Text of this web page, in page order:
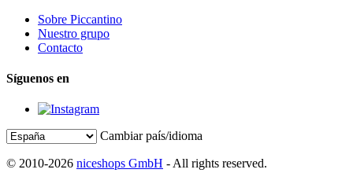
Sobre Piccantino
Nuestro grupo
Contacto
Síguenos en
Cambiar país/idioma
© 2010-2026 niceshops GmbH - All rights reserved.